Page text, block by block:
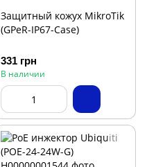
Защитный кожух MikroTik
(GPeR-IP67-Case)
331 грн
В наличии